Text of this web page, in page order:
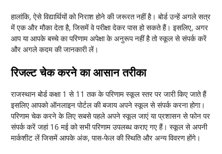
हालांकि, ऐसे विद्यार्थियों को निराश होने की जरूरत नहीं है। बोर्ड उन्हें अगले सत्र
में एक और मौका देता है, जिसमें वे परीक्षा देकर पास हो सकते हैं। इसलिए, अगर
आप या आपके बच्चे का परिणाम अपेक्षा के अनुरूप नहीं है तो स्कूल से संपर्क करें
और अगले कदम की जानकारी लें।
रिजल्ट चेक करने का आसान तरीका
राजस्थान बोर्ड कक्षा 1 से 11 तक के परिणाम स्कूल स्तर पर जारी किए जाते हैं
इसलिए आपको ऑनलाइन पोर्टल की बजाय अपने स्कूल से संपर्क करना होगा।
परिणाम चेक करने के लिए सबसे पहले अपने स्कूल जाएं या प्रशासन से फोन पर
संपर्क करें जहां 16 मई को सभी परिणाम उपलब्ध कराए गए हैं। स्कूल से अपनी
मार्कशीट लें जिसमें आपके अंक, पास-फेल की स्थिति और अन्य विवरण होंगे।